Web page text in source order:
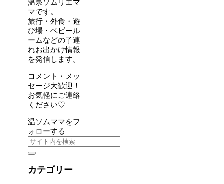
温泉ソムリエマ
マです。
旅行・外食・遊
び場・ベビール
ームなどの子連
れお出かけ情報
を発信します。
コメント・メッ
セージ大歓迎！
お気軽にご連絡
ください♡
温ソムママをフ
ォローする
カテゴリー